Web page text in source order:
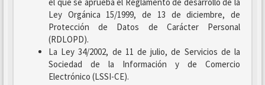
Ley Orgánica 15/1999, de 13 de diciembre, de
Protección de Datos de Carácter Personal
(RDLOPD).
La Ley 34/2002, de 11 de julio, de Servicios de la
Sociedad de la Información y de Comercio
Electrónico (LSSI-CE).